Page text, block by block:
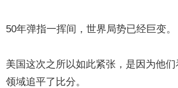
50年弹指一挥间，世界局势已经巨变。
美国这次之所以如此紧张，是因为他
领域追平了比分。